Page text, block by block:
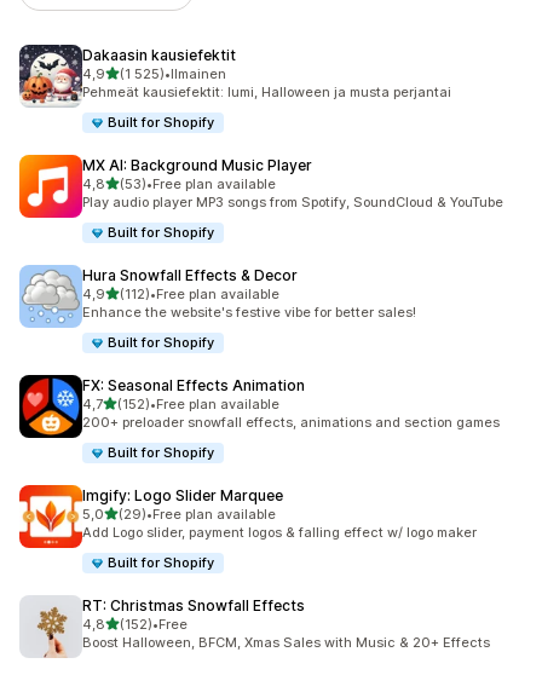
Dakaasin kausiefektit
4,9/ 5 tähteä
(1 525)
1525 arvostelua yhteensä
•Ilmainen
Pehmeät kausiefektit: lumi, Halloween ja musta perjantai
Built for Shopify
MX AI: Background Music Player
4,8/ 5 tähteä
(53)
53 arvostelua yhteensä
•Free plan available
Play audio player MP3 songs from Spotify, SoundCloud & YouTube
Built for Shopify
Hura Snowfall Effects & Decor
4,9/ 5 tähteä
(112)
112 arvostelua yhteensä
•Free plan available
Enhance the website's festive vibe for better sales!
Built for Shopify
FX: Seasonal Effects Animation
4,7/ 5 tähteä
(152)
152 arvostelua yhteensä
•Free plan available
200+ preloader snowfall effects, animations and section games
Built for Shopify
Imgify: Logo Slider Marquee
5,0/ 5 tähteä
(29)
29 arvostelua yhteensä
•Free plan available
Add Logo slider, payment logos & falling effect w/ logo maker
Built for Shopify
RT: Christmas Snowfall Effects
4,8/ 5 tähteä
(152)
152 arvostelua yhteensä
•Free
Boost Halloween, BFCM, Xmas Sales with Music & 20+ Effects